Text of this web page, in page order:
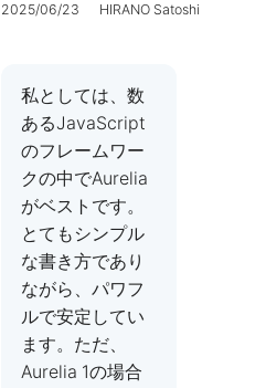
2025/06/23 HIRANO Satoshi
私としては、数
あるJavaScript
のフレームワー
クの中でAurelia
がベストです。
とてもシンプル
な書き方であり
ながら、パワフ
ルで安定してい
ます。ただ、
Aurelia 1の場合